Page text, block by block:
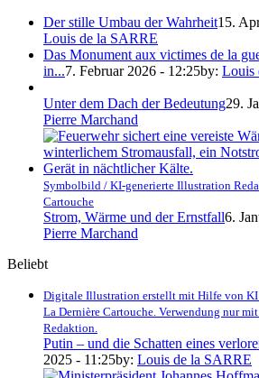
Der stille Umbau der Wahrheit15.
Louis de la SARRE
Das Monument aux victimes de la
in...7. Februar 2026 - 12:25by: Louis
Unter dem Dach der Bedeutung29.
Pierre Marchand
Symbolbild / KI-generierte Illustration
Cartouche
Strom, Wärme und der Ernstfall6.
Pierre Marchand
Beliebt
Digitale Illustration erstellt mit Hilfe von
La Dernière Cartouche. Verwendung nur
Redaktion.
Putin – und die Schatten eines
2025 - 11:25by: Louis de la SARRE